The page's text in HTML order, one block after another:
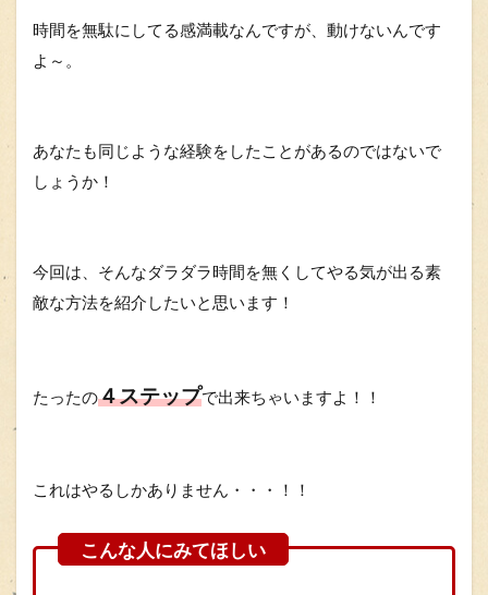
時間を無駄にしてる感満載なんですが、動けないんです
よ～。
あなたも同じような経験をしたことがあるのではないで
しょうか！
今回は、そんなダラダラ時間を無くしてやる気が出る素
敵な方法を紹介したいと思います！
たったの４ステップで出来ちゃいますよ！！
これはやるしかありません・・・！！